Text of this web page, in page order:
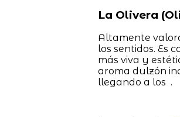
La Olivera
Altamente
los sentidos. Es
más viva y
aroma dulzón
llegando a los .